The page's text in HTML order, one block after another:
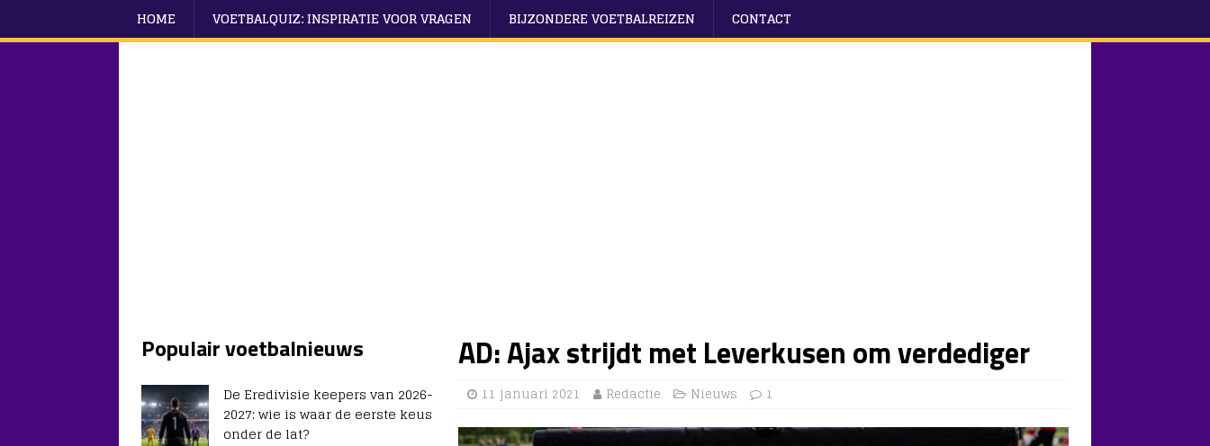
HOME VOETBALQUIZ: INSPIRATIE VOOR VRAGEN BIJZONDERE VOETBALREIZEN CONTACT
AD: Ajax strijdt met Leverkusen om verdediger
11 januari 2021 Redactie Nieuws 1
Populair voetbalnieuws
De Eredivisie keepers van 2026-
2027: wie is waar de eerste keus
onder de lat?